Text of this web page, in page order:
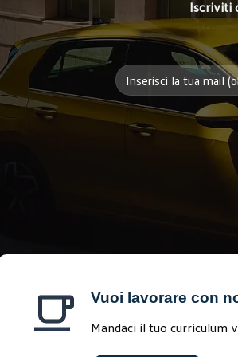
Iscriviti
Vuoi lavorare con
Mandaci il tuo curriculum